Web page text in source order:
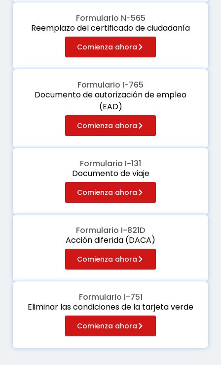
Formulario N-565
Reemplazo del certificado de ciudadanía
Comienza ahora
Formulario I-765
Documento de autorización de empleo
(EAD)
Comienza ahora
Formulario I-131
Documento de viaje
Comienza ahora
Formulario I-821D
Acción diferida (DACA)
Comienza ahora
Formulario I-751
Eliminar las condiciones de la tarjeta verde
Comienza ahora